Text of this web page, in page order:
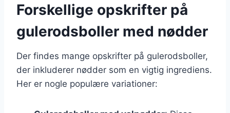
Forskellige opskrifter på
gulerodsboller med nødder
Der findes mange opskrifter på gulerodsboller,
der inkluderer nødder som en vigtig ingrediens.
Her er nogle populære variationer: